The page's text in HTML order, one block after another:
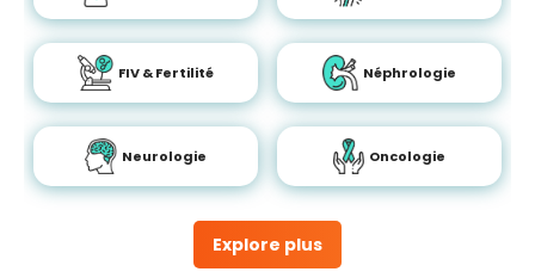
Explore plus
FIV & Fertilité Néphrologie
Neurologie Oncologie